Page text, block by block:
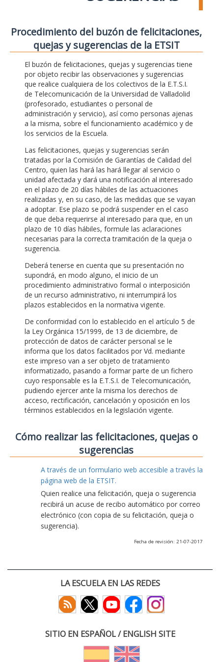
Procedimiento del buzón de felicitaciones,
quejas y sugerencias de la ETSIT
El buzón de felicitaciones, quejas y sugerencias tiene
por objeto recibir las observaciones y sugerencias
que realice cualquiera de los colectivos de la E.T.S.I.
de Telecomunicación de la Universidad de Valladolid
(profesorado, estudiantes o personal de
administración y servicio), así como personas ajenas
a la misma, sobre el funcionamiento académico y de
los servicios de la Escuela.
Las felicitaciones, quejas y sugerencias serán
tratadas por la Comisión de Garantías de Calidad del
Centro, quien las hará las hará llegar al servicio o
unidad afectada y dará una notificación al interesado
en el plazo de 20 días hábiles de las actuaciones
realizadas y, en su caso, de las medidas que se vayan
a adoptar. Ese plazo se podrá suspender en el caso
de que deba requerirse al interesado para que, en un
plazo de 10 días hábiles, formule las aclaraciones
necesarias para la correcta tramitación de la queja o
sugerencia.
Deberá tenerse en cuenta que su presentación no
supondrá, en modo alguno, el inicio de un
procedimiento administrativo formal o interposición
de un recurso administrativo, ni interrumpirá los
plazos establecidos en la normativa vigente.
De conformidad con lo establecido en el artículo 5 de
la Ley Orgánica 15/1999, de 13 de diciembre, de
protección de datos de carácter personal se le
informa que los datos facilitados por Vd. mediante
este impreso van a ser objeto de tratamiento
informatizado, pasando a formar parte de un fichero
cuyo responsable es la E.T.S.I. de Telecomunicación,
pudiendo ejercer ante la misma los derechos de
acceso, rectificación, cancelación y oposición en los
términos establecidos en la legislación vigente.
Cómo realizar las felicitaciones, quejas o
sugerencias
A través de un formulario web accesible a través la
página web de la ETSIT.
Quien realice una felicitación, queja o sugerencia
recibirá un acuse de recibo automático por correo
electrónico (con copia de su felicitación, queja o
sugerencia).
Fecha de revisión: 21-07-2017
LA ESCUELA EN LAS REDES
SITIO EN ESPAÑOL / ENGLISH SITE